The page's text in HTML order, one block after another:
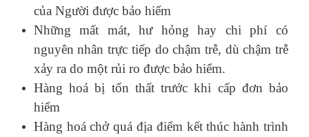
của Người được bảo hiểm
Những mất mát, hư hỏng hay chi phí có
nguyên nhân trực tiếp do chậm trễ, dù chậm trễ
xảy ra do một rủi ro được bảo hiểm.
Hàng hoá bị tổn thất trước khi cấp đơn bảo
hiểm
Hàng hoá chở quá địa điểm kết thúc hành trình